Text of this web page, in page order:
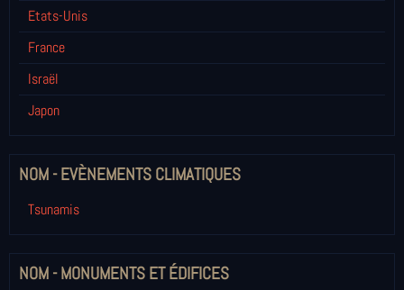
Etats-Unis
France
Israël
Japon
NOM - EVÈNEMENTS CLIMATIQUES
Tsunamis
NOM - MONUMENTS ET ÉDIFICES